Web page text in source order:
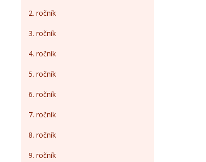
2. ročník
3. ročník
4. ročník
5. ročník
6. ročník
7. ročník
8. ročník
9. ročník